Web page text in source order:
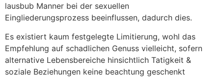
lausbub Manner bei der sexuellen
Eingliederungsprozess beeinflussen, dadurch dies.
Es existiert kaum festgelegte Limitierung, wohl das
Empfehlung auf schadlichen Genuss vielleicht, sofern
alternative Lebensbereiche hinsichtlich Tatigkeit &
soziale Beziehungen keine beachtung geschenkt